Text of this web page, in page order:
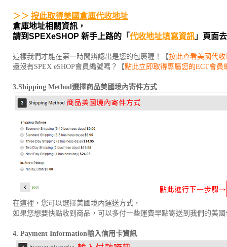
＞＞ 按此取得美國倉庫代收地址
倉庫地址相關資訊，
請到SPEXeSHOP 新手上路的 「代收地址填寫資訊 」 頁面
這樣我們才能在第一時間辨認出是您的包裹喔！【按此查看美國代
還沒有SPEX eSHOP會員編號嗎？【點此立即取得專屬您的ECT會員
3.Shipping Method 選擇商品美國境內寄件方式
在這裡，您可以選擇美國境內運送方式，
如果您想要快點收到商品，可以多付一些運費早點寄送到我們的美
4. Payment Information輸入信用卡資訊